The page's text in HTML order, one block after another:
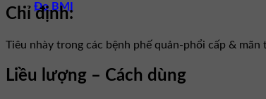
Đo BMI
Chỉ định:
Tiêu nhày trong các bệnh phế quản-phổi cấp &
Liều lượng – Cách dùng